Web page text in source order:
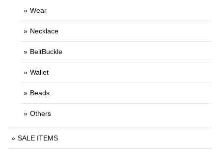
Wear
Necklace
BeltBuckle
Wallet
Beads
Others
SALE ITEMS